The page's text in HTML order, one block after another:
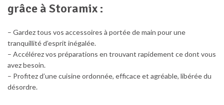
grâce à Storamix :
– Gardez tous vos accessoires à portée de main pour une
tranquillité d’esprit inégalée.
– Accélérez vos préparations en trouvant rapidement ce dont vous
avez besoin.
– Profitez d’une cuisine ordonnée, efficace et agréable, libérée du
désordre.